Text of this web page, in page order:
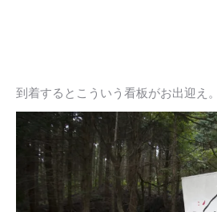
到着するとこういう看板がお出迎え。